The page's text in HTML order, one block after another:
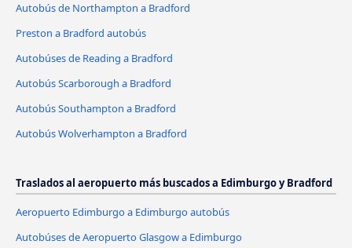
Autobús de Northampton a Bradford
Preston a Bradford autobús
Autobúses de Reading a Bradford
Autobús Scarborough a Bradford
Autobús Southampton a Bradford
Autobús Wolverhampton a Bradford
Traslados al aeropuerto más buscados a Edimburgo y Bradford
Aeropuerto Edimburgo a Edimburgo autobús
Autobúses de Aeropuerto Glasgow a Edimburgo